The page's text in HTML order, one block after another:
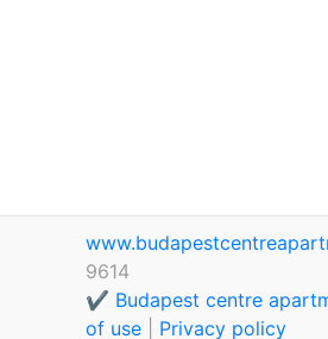
9614
✔️ Budapest centre
of use
Privacy policy